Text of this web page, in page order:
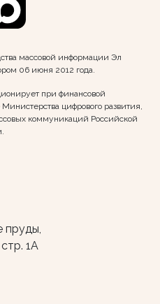
массовой информации Эл
06 июня 2012 года.
при финансовой
цифрового развития,
коммуникаций Российской
пруды,
1А